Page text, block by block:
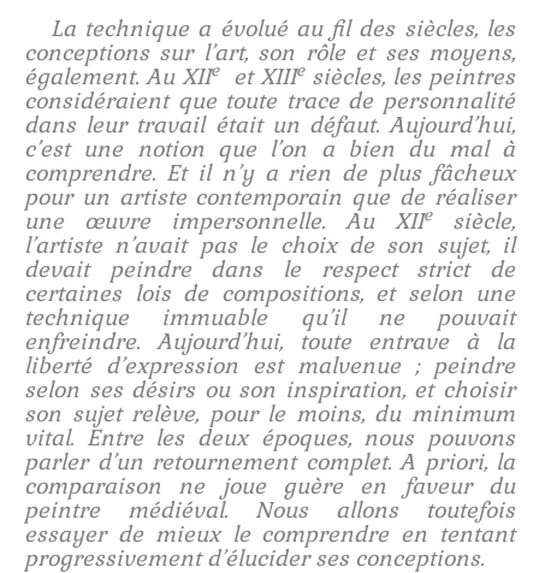
Voyages
Contact
Boutique
Livres et DVD
Commande de portraits
Commande de fresques
Commande d’icônes
La technique a évolué au fil des siècles, les
conceptions sur l’art, son rôle et ses moyens,
également. Au XIIeet XIIIesiècles, les peintres
considéraient que toute trace de personnalité
dans leur travail était un défaut. Aujourd’hui,
c’est une notion que l’on a bien du mal à
comprendre. Et il n’y a rien de plus fâcheux
pour un artiste contemporain que de réaliser
une œuvre impersonnelle. Au XIIesiècle,
l’artiste n’avait pas le choix de son sujet, il
devait peindre dans le respect strict de
certaines lois de compositions, et selon une
technique immuable qu’il ne pouvait
enfreindre. Aujourd’hui, toute entrave à la
liberté d’expression est malvenue ; peindre
selon ses désirs ou son inspiration, et choisir
son sujet relève, pour le moins, du minimum
vital. Entre les deux époques, nous pouvons
parler d’un retournement complet. A priori, la
comparaison ne joue guère en faveur du
peintre médiéval. Nous allons toutefois
essayer de mieux le comprendre en tentant
progressivement d’élucider ses conceptions.